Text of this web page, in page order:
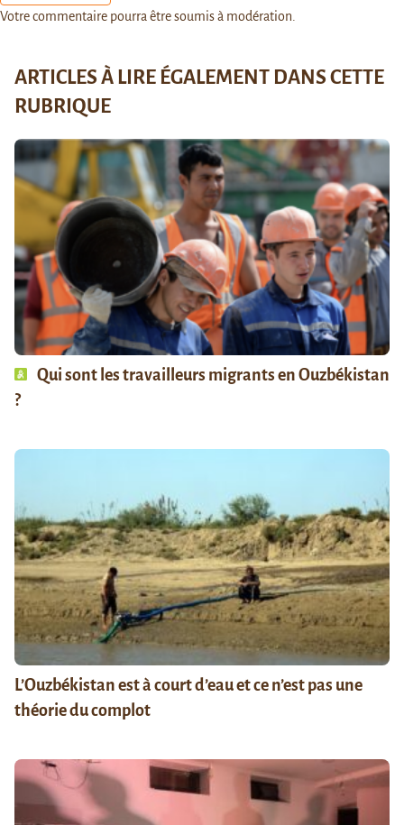
Votre commentaire pourra être soumis à modération.
ARTICLES À LIRE ÉGALEMENT DANS CETTE
RUBRIQUE
Qui sont les travailleurs migrants en Ouzbékistan
?
L’Ouzbékistan est à court d’eau et ce n’est pas une
théorie du complot